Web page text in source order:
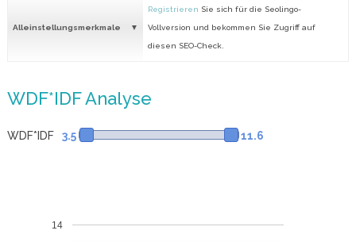
Alleinstellungsmerkmale
Registrieren Sie sich für die Seolingo-
Vollversion und bekommen Sie Zugriff auf
diesen SEO-Check.
WDF*IDF Analyse
WDF*IDF 3.5 11.6
14